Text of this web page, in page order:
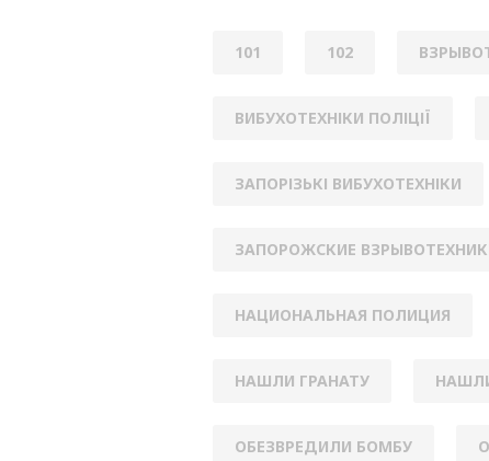
101 102
ВИБУХОТЕХНІКИ ПОЛІЦІЇ
ЗАПОРІЗЬКІ ВИБУХОТЕХНІКИ
ЗАПОРОЖСКИЕ
НАЦИОНАЛЬНАЯ ПОЛИЦИЯ
НАШЛИ ГРАНАТУ
ОБЕЗВРЕДИЛИ БОМБУ